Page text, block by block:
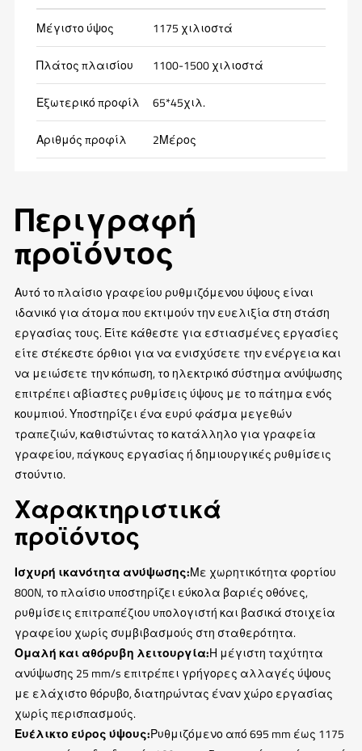
Μέγιστο ύψος 1175 χιλιοστά
Πλάτος πλαισίου 1100-1500 χιλιοστά
Εξωτερικό προφίλ 65*45χιλ.
Αριθμός προφίλ 2Μέρος
Περιγραφή
προϊόντος
Αυτό το πλαίσιο γραφείου ρυθμιζόμενου ύψους είναι
ιδανικό για άτομα που εκτιμούν την ευελιξία στη στάση
εργασίας τους. Είτε κάθεστε για εστιασμένες εργασίες
είτε στέκεστε όρθιοι για να ενισχύσετε την ενέργεια και
να μειώσετε την κόπωση, το ηλεκτρικό σύστημα ανύψωσης
επιτρέπει αβίαστες ρυθμίσεις ύψους με το πάτημα ενός
κουμπιού. Υποστηρίζει ένα ευρύ φάσμα μεγεθών
τραπεζιών, καθιστώντας το κατάλληλο για γραφεία
γραφείου, πάγκους εργασίας ή δημιουργικές ρυθμίσεις
στούντιο.
Χαρακτηριστικά
προϊόντος
Ισχυρή ικανότητα ανύψωσης:Με χωρητικότητα φορτίου
800N, το πλαίσιο υποστηρίζει εύκολα βαριές οθόνες,
ρυθμίσεις επιτραπέζιου υπολογιστή και βασικά στοιχεία
γραφείου χωρίς συμβιβασμούς στη σταθερότητα.
Ομαλή και αθόρυβη λειτουργία:Η μέγιστη ταχύτητα
ανύψωσης 25 mm/s επιτρέπει γρήγορες αλλαγές ύψους
με ελάχιστο θόρυβο, διατηρώντας έναν χώρο εργασίας
χωρίς περισπασμούς.
Ευέλικτο εύρος ύψους:Ρυθμιζόμενο από 695 mm έως 1175